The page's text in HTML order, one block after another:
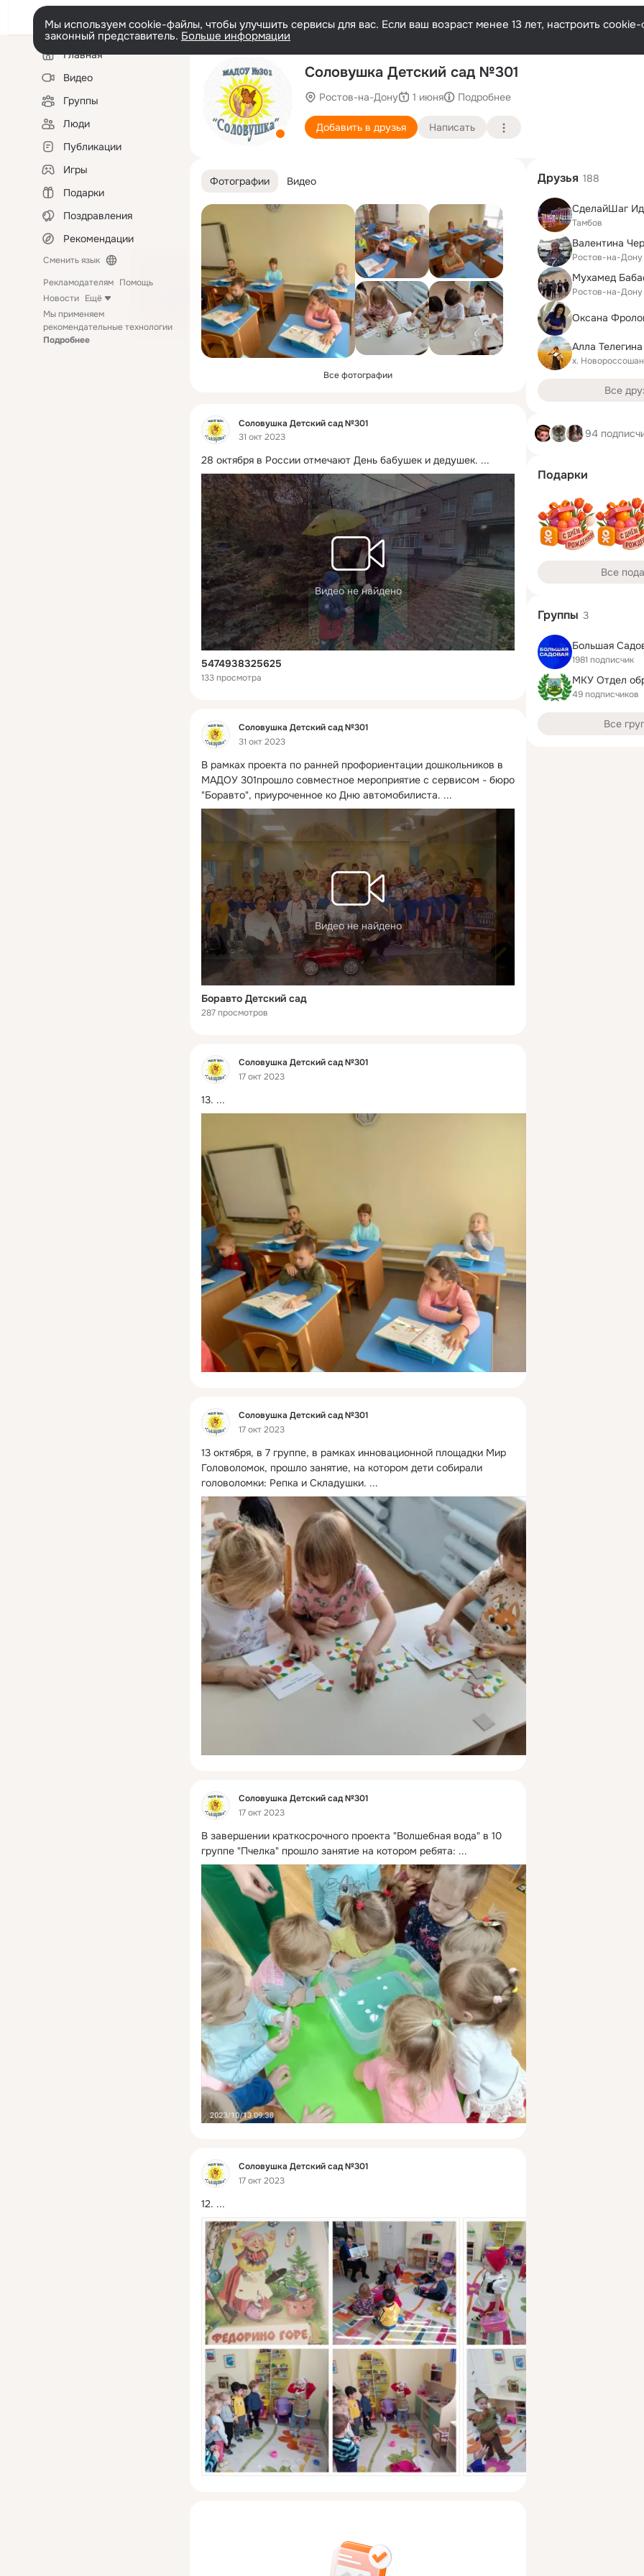
Мы используем cookie-файлы, чтобы улучшить сервисы для вас. Если ваш возраст менее 13 лет, настроить
законный представитель. Больше информации
Левая
колонкаГлавная
Видео
Группы
Люди
Публикации
Игры
Подарки
Поздравления
Рекомендации
Сменить язык
Рекламодателям Помощь
Новости Ещё
Мы применяем
рекомендательные технологии
Подробнее
Соловушка Детский сад №301
Ростов-на-Дону 1 июня Подробнее
Добавить в друзья Написать
Фотографии Видео
Все фотографии
Фид
Соловушка Детский сад №301
31 окт 2023
28 октября в России отмечают День бабушек и дедушек. ...
Видео не найдено
5474938325625
133 просмотра
Фид
Соловушка Детский сад №301
31 окт 2023
В рамках проекта по ранней профориентации дошкольников в
МАДОУ 301прошло совместное мероприятие с сервисом - бюро
"Боравто", приуроченное ко Дню автомобилиста. ...
Видео не найдено
Боравто Детский сад
287 просмотров
Фид
Соловушка Детский сад №301
17 окт 2023
13. ...
Фид
Соловушка Детский сад №301
17 окт 2023
13 октября, в 7 группе, в рамках инновационной площадки Мир
Головоломок, прошло занятие, на котором дети собирали
головоломки: Репка и Складушки. ...
Фид
Соловушка Детский сад №301
17 окт 2023
В завершении краткосрочного проекта "Волшебная вода" в 10
группе "Пчелка" прошло занятие на котором ребята: ...
Фид
Соловушка Детский сад №301
17 окт 2023
12. ...
Друзья 188
Тамбов
Ростов-на-Дону
Мухамед
Ростов-на-Дону
Оксана
Алла Телегина
х.
Все
94
Подарки
Все
Группы 3
Большая
1981 подписчик
49 подписчиков
Все